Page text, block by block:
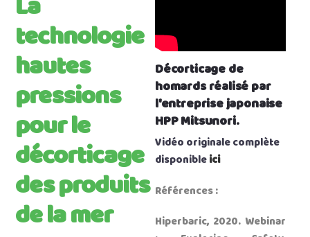
technologie
hautes
pressions
pour le
décorticage
des produits
de la mer
Décorticage de
homards réalisé par
l'entreprise japonaise
HPP Mitsunori.
Vidéo originale complète
disponibleici
Références :
Hiperbaric, 2020. Webinar